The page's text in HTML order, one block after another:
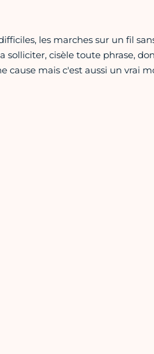
les marches sur un fil
solliciter, cisèle toute phrase,
cause mais c'est aussi un vrai